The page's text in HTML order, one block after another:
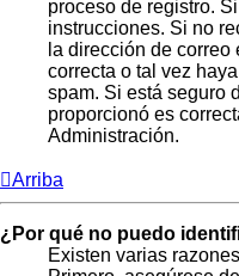
proceso de registro.
instrucciones. Si no
la dirección de
correcta o tal vez
spam. Si está seguro
proporcionó es
Administración.
Arriba
¿Por qué no puedo
Existen varias